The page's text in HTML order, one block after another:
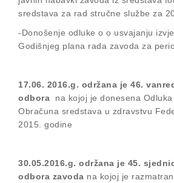
sredstava za rad stručne službe za
-Donošenje odluke o o usvajanju
Godišnjeg plana rada zavoda za
17.06. 2016.g. održana je 46.
odbora na kojoj je donesena
Obračuna sredstava u zdravstvu
2015. godine
30.05.2016.g. održana je 45.
odbora zavoda na kojoj je